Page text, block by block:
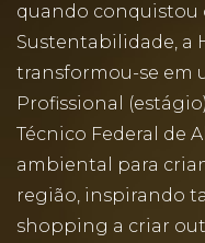
quando conquistou
Sustentabilidade, a
transformou-se em
Profissional
Técnico Federal de
ambiental para
região, inspirando
shopping a criar